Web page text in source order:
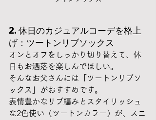
2. 休日のカジュアルコーデを格上
げ：ツートンリブソックス
オンとオフをしっかり切り替えて、休
日もお洒落を楽しんでほしい。
そんなお父さんには「ツートンリブソ
ックス」がおすすめです。
表情豊かなリブ編みとスタイリッシュ
な2色使い（ツートンカラー）が、スニ